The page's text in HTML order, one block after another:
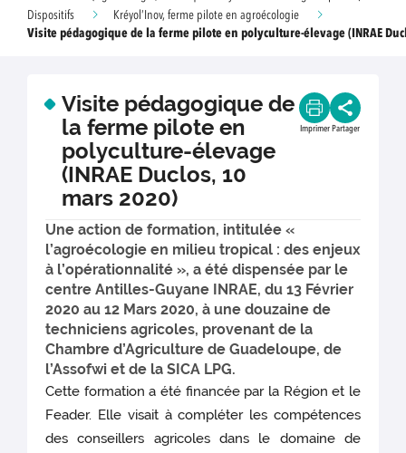
Dispositifs
Kréyol’Inov, ferme pilote en agroécologie
Visite pédagogique de la ferme pilote en polyculture-élevage (INRAE
Visite pédagogique de
la ferme pilote en
polyculture-élevage
(INRAE Duclos, 10
mars 2020)
Imprimer Partager
Une action de formation, intitulée «
l’agroécologie en milieu tropical : des enjeux
à l’opérationnalité », a été dispensée par le
centre Antilles-Guyane INRAE, du 13 Février
2020 au 12 Mars 2020, à une douzaine de
techniciens agricoles, provenant de la
Chambre d’Agriculture de Guadeloupe, de
l’Assofwi et de la SICA LPG.
Cette formation a été financée par la Région et le
Feader. Elle visait à compléter les compétences
des conseillers agricoles dans le domaine de